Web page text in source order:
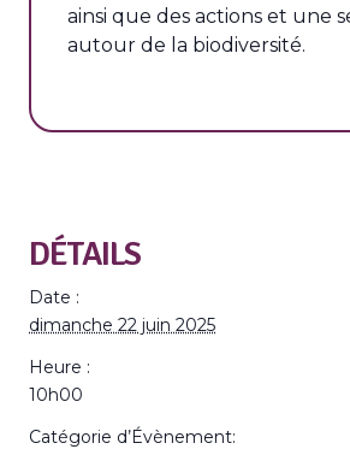
ainsi que des actions et une
autour de la biodiversité.
DÉTAILS
Date :
dimanche 22 juin 2025
Heure :
10h00
Catégorie d’Évènement: